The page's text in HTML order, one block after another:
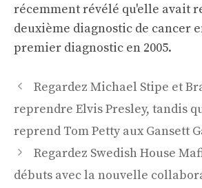
récemment révélé qu'elle avait
deuxième diagnostic de cancer
premier diagnostic en 2005.
Navigation
des
Regardez Michael Stipe et
reprendre Elvis Presley, tandis
reprend Tom Petty aux Gansett
Regardez Swedish House
débuts avec la nouvelle